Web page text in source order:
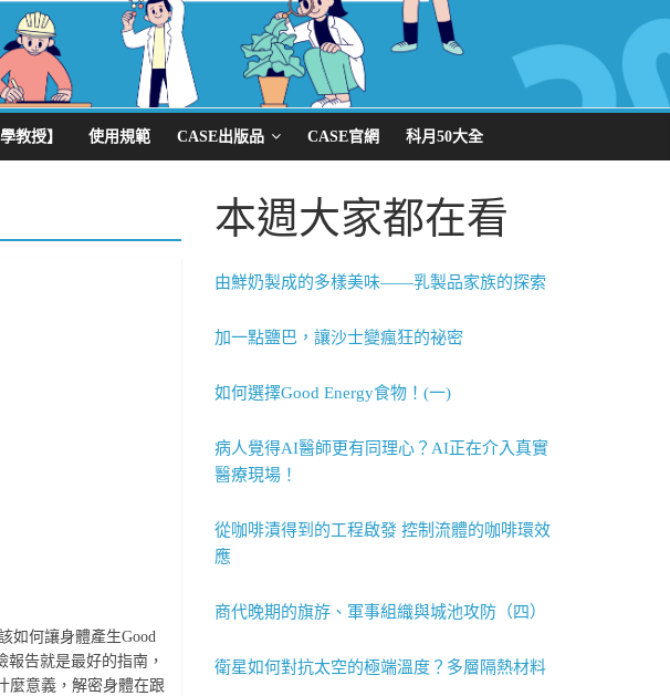
教授】 使用規範 CASE出版品 CASE官網 科月50大全
如何讓身體產生Good
告就是最好的指南，
麼意義，解密身體在跟
本週大家都在看
由鮮奶製成的多樣美味——乳製品家族的探索
加一點鹽巴，讓沙士變瘋狂的祕密
如何選擇Good Energy食物！(一)
病人覺得AI醫師更有同理心？AI正在介入真實
醫療現場！
從咖啡漬得到的工程啟發 控制流體的咖啡環效
應
商代晚期的旗斿、軍事組織與城池攻防（四）
衛星如何對抗太空的極端溫度？多層隔熱材料